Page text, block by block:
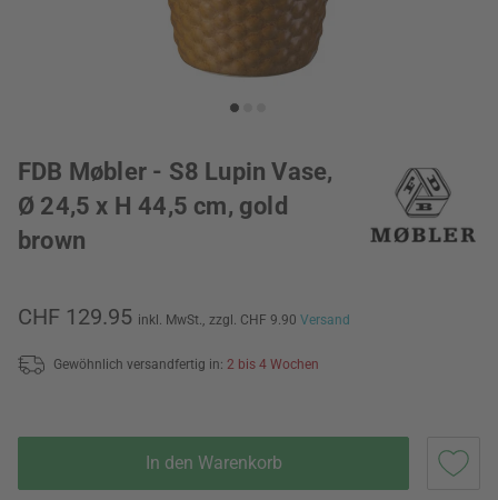
FDB Møbler - S8 Lupin Vase,
Ø 24,5 x H 44,5 cm, gold
brown
CHF 129.95 inkl. MwSt., zzgl. CHF 9.90 Versand
Gewöhnlich versandfertig in: 2 bis 4 Wochen
In den Warenkorb